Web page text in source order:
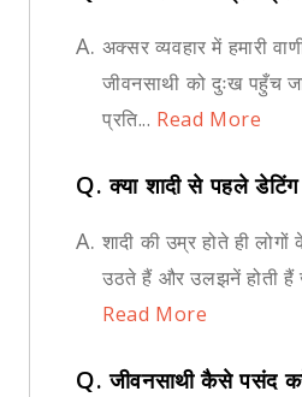
A. अक्सर व्यवहार में हमारी
जीवनसाथी को दुःख पहुँच
प्रति... Read More
Q.क्या शादी से पहले
A. शादी की उम्र होते ही
उठते हैं और उलझनें होती हैं
Read More
Q.जीवनसाथी कैसे पसंद